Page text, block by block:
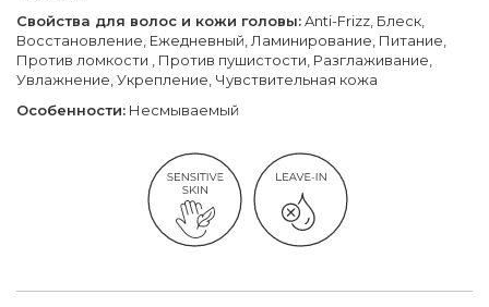
Свойства для волос и кожи головы:Anti-Frizz, Блеск,
Восстановление, Ежедневный, Ламинирование, Питание,
Против ломкости , Против пушистости, Разглаживание,
Увлажнение, Укрепление, Чувствительная кожа
Особенности: Несмываемый